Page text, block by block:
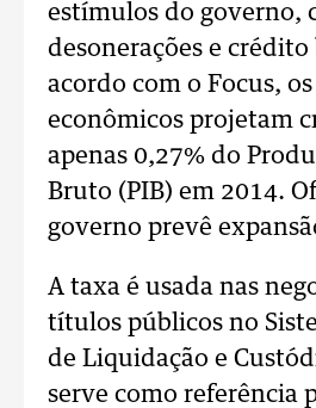
estímulos do governo,
desonerações e crédito
acordo com o Focus,
econômicos projetam
apenas 0,27% do
Bruto (PIB) em 2014.
governo prevê
A taxa é usada nas
títulos públicos no
de Liquidação e
serve como referência